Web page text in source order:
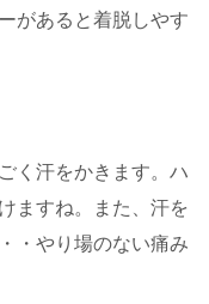
があると着脱しやす
く汗をかきます。ハ
ますね。また、汗を
・やり場のない痛み